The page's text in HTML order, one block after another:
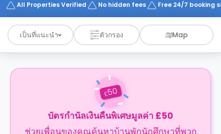
All Properties Verified No hidden fees Free 24/7 booking
เป็นที่แนะนำ ตัวกรอง Map
£50
บัตรกำนัลเงินคืนพิเศษมูลค่า £50
ช่วยเพื่อนของคุณค้นหาบ้านพักนักศึกษาที่พวก